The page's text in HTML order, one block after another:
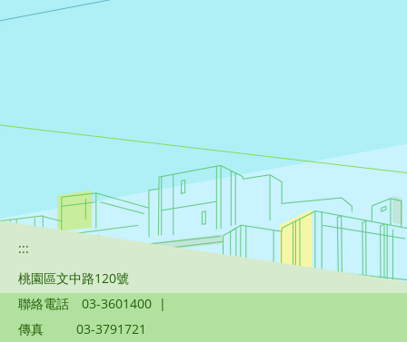
:::
桃園區文中路120號
聯絡電話
03-3601400 |
傳真
03-3791721